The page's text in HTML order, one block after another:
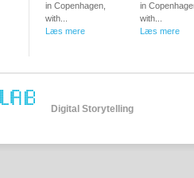
in Copenhagen,
with...
Læs mere
in
with...
Læs mere
Digital Storytelling